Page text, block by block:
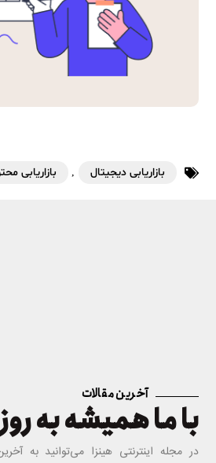
بازاریابی دیجیتال , بازاریابی
آخرین مقالات
با ما همیشه به